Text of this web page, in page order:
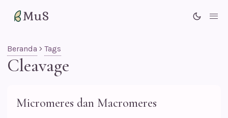
MuS
Beranda Tags
Cleavage
Micromeres dan Macromeres